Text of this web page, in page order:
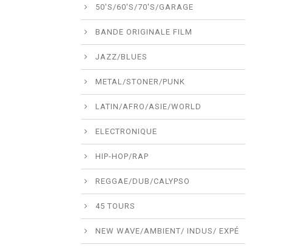
50'S/60'S/70'S/GARAGE
BANDE ORIGINALE FILM
JAZZ/BLUES
METAL/STONER/PUNK
LATIN/AFRO/ASIE/WORLD
ELECTRONIQUE
HIP-HOP/RAP
REGGAE/DUB/CALYPSO
45 TOURS
NEW WAVE/AMBIENT/ INDUS/ EXPÉ